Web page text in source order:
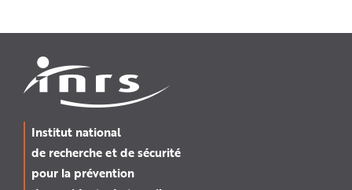
Institut national
de recherche et de sécurité
pour la prévention